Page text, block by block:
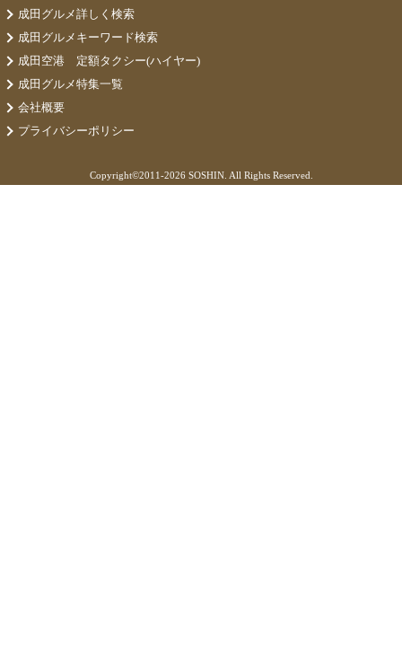
成田グルメ詳しく検索
成田グルメキーワード検索
成田空港 定額タクシー(ハイヤー)
成田グルメ特集一覧
会社概要
プライバシーポリシー
Copyright©2011-2026 SOSHIN. All Rights Reserved.